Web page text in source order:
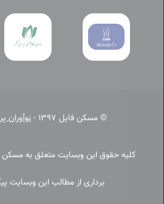
© مسکن فایل 1397 - نوآوران
کلیه حقوق این وبسایت متعلق به مسکن
برداری از مطالب این وبسایت